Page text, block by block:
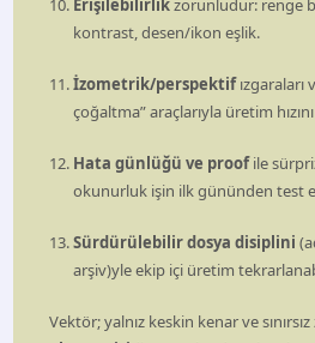
kontrast, desen/ikon eşlik.
İzometrik/perspektifızgaraları
çoğaltma” araçlarıyla üretim hızını
Hata günlüğü ve proofile
okunurluk işin ilk gününden test
Sürdürülebilir dosya disiplini
arşiv)yle ekip içi üretim
Vektör; yalnız keskin kenar ve